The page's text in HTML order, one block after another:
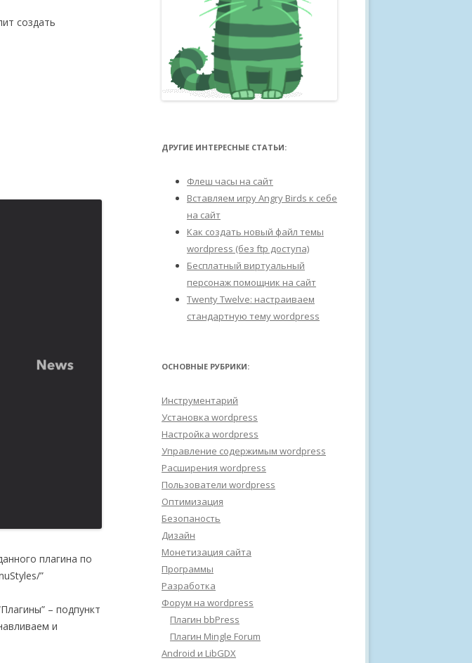
создать
плагина по
”
– подпункт
и
ДРУГИЕ ИНТЕРЕСНЫЕ СТАТЬИ:
Флеш часы на сайт
Вставляем игру Angry Birds к себе
на сайт
Как создать новый файл темы
wordpress (без ftp доступа)
Бесплатный виртуальный
персонаж помощник на сайт
Twenty Twelve: настраиваем
стандартную тему wordpress
ОСНОВНЫЕ РУБРИКИ:
Инструментарий
Установка wordpress
Настройка wordpress
Управление содержимым wordpress
Расширения wordpress
Пользователи wordpress
Оптимизация
Безопаность
Дизайн
Монетизация сайта
Программы
Разработка
Форум на wordpress
Плагин bbPress
Плагин Mingle Forum
Android и LibGDX